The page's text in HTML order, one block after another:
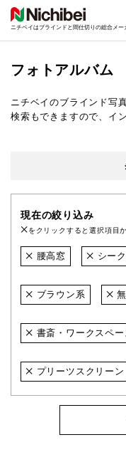
ニチベイはブラインドと間仕切りの総合メー
フォトアルバム
ニチベイのブラインド写
検索もできますので、イ
現在の絞り込み
をクリックすると選択項目
腰高窓 シー
ブラウン系
書斎・ワークスペー
プリーツスクリーン